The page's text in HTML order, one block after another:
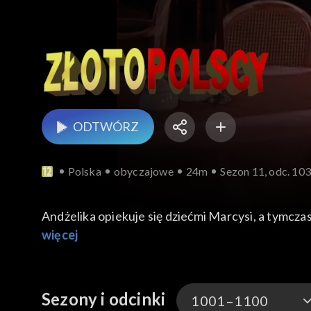
ODTWÓRZ
Polska obyczajowe 24m Sezon 11, odc.
Andżelika opiekuje się dziećmi Marcysi, a
przychodzi Jan Złotopolski, który niechcący
i przynajmniej częściowo zrozumiał Marcysię.
więcej
Sezony i odcinki 1001–1100